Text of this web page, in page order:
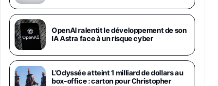
1019€
Galaxy S26 Ultra 512 Go Bleu
1019€1399€Fnac (Vendeur Tiers)
Galaxy S26 Ultra 256 Go Violet
892€1199€Fnac (Vendeur Tiers)
OpenAI ralentit le développement de son
IA Astra face à un risque cyber
L’Odyssée atteint 1 milliard de dollars au
box-office : carton pour Christopher